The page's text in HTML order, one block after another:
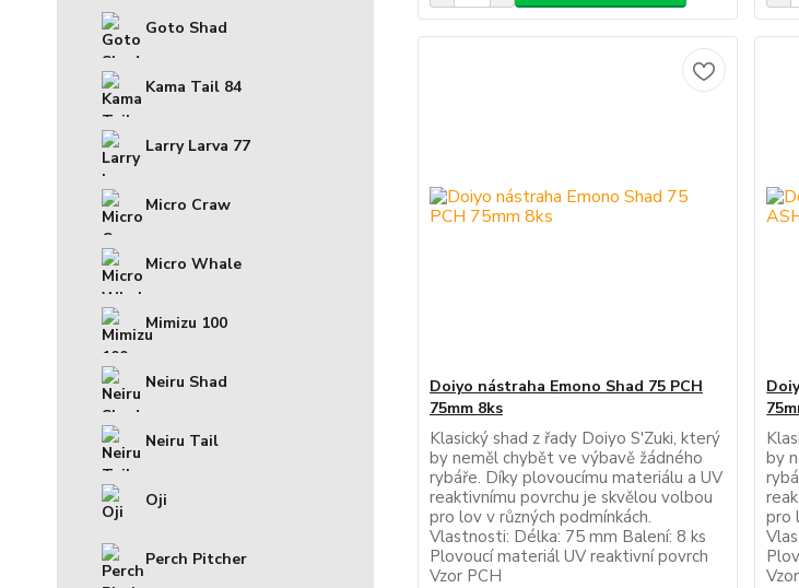
Goto Shad
Kama Tail 84
Larry Larva 77
Micro Craw
Micro Whale
Mimizu 100
Neiru Shad
Neiru Tail
Oji
Perch Pitcher
Doiyo nástraha Emono Shad 75 PCH
75mm 8ks
Klasický shad z řady Doiyo S'Zuki, který
by neměl chybět ve výbavě žádného
rybáře. Díky plovoucímu materiálu a UV
reaktivnímu povrchu je skvělou volbou
pro lov v různých podmínkách.
Vlastnosti: Délka: 75 mm Balení: 8 ks
Plovoucí materiál UV reaktivní povrch
Vzor PCH
by
pro